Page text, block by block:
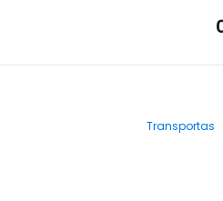
Transportas